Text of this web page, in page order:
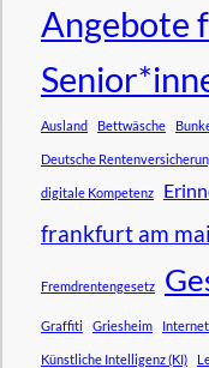
Angebote
Ausland Bettwäsche
Deutsche
digitale Kompetenz
frankfurt am
Fremdrentengesetz
Graffiti Griesheim
Künstliche Intelligenz (KI)